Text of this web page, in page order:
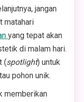
jangan
matahari
yang tepat akan
di malam hari.
(spotlight) untuk
pohon unik.
memberikan